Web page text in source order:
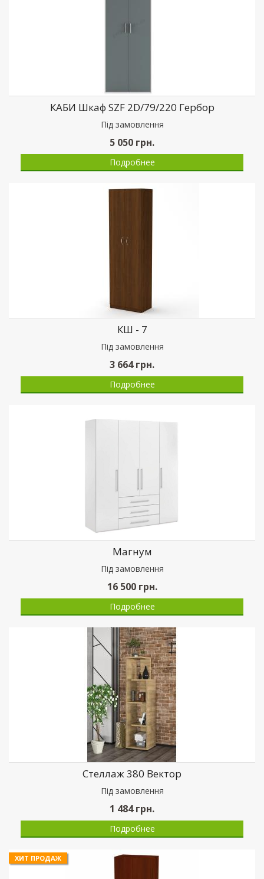
КАБИ Шкаф SZF 2D/79/220 Гербор
Пiд замовлення
5 050 грн.
Подробнее
КШ - 7
Пiд замовлення
3 664грн.
Подробнее
Магнум
Пiд замовлення
16 500грн.
Подробнее
Стеллаж 380 Вектор
Пiд замовлення
1 484грн.
Подробнее
ХИТ ПРОДАЖ